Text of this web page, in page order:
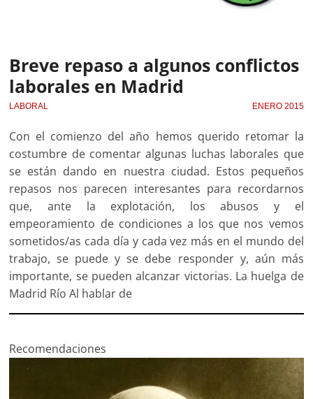
Breve repaso a algunos conflictos
laborales en Madrid
LABORAL ENERO 2015
Con el comienzo del año hemos querido retomar la
costumbre de comentar algunas luchas laborales que
se están dando en nuestra ciudad. Estos pequeños
repasos nos parecen interesantes para recordarnos
que, ante la explotación, los abusos y el
empeoramiento de condiciones a los que nos vemos
sometidos/as cada día y cada vez más en el mundo del
trabajo, se puede y se debe responder y, aún más
importante, se pueden alcanzar victorias. La huelga de
Madrid Río Al hablar de
Recomendaciones